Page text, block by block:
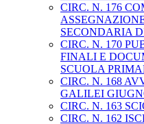
CIRC. N. 176
SECONDARIA
CIRC. N. 170
FINALI E
SCUOLA
CIRC. N. 168
GALILEI
CIRC. N. 163
CIRC. N. 162